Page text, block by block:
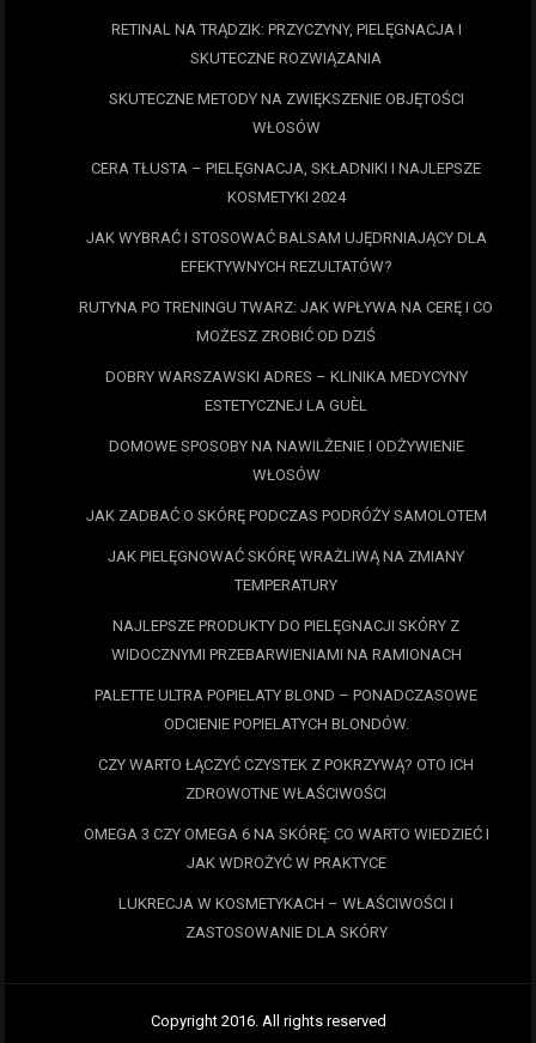
RETINAL NA TRĄDZIK: PRZYCZYNY, PIELĘGNACJA I
SKUTECZNE ROZWIĄZANIA
SKUTECZNE METODY NA ZWIĘKSZENIE OBJĘTOŚCI
WŁOSÓW
CERA TŁUSTA – PIELĘGNACJA, SKŁADNIKI I NAJLEPSZE
KOSMETYKI 2024
JAK WYBRAĆ I STOSOWAĆ BALSAM UJĘDRNIAJĄCY DLA
EFEKTYWNYCH REZULTATÓW?
RUTYNA PO TRENINGU TWARZ: JAK WPŁYWA NA CERĘ I CO
MOŻESZ ZROBIĆ OD DZIŚ
DOBRY WARSZAWSKI ADRES – KLINIKA MEDYCYNY
ESTETYCZNEJ LA GUÈL
DOMOWE SPOSOBY NA NAWILŻENIE I ODŻYWIENIE
WŁOSÓW
JAK ZADBAĆ O SKÓRĘ PODCZAS PODRÓŻY SAMOLOTEM
JAK PIELĘGNOWAĆ SKÓRĘ WRAŻLIWĄ NA ZMIANY
TEMPERATURY
NAJLEPSZE PRODUKTY DO PIELĘGNACJI SKÓRY Z
WIDOCZNYMI PRZEBARWIENIAMI NA RAMIONACH
PALETTE ULTRA POPIELATY BLOND – PONADCZASOWE
ODCIENIE POPIELATYCH BLONDÓW.
CZY WARTO ŁĄCZYĆ CZYSTEK Z POKRZYWĄ? OTO ICH
ZDROWOTNE WŁAŚCIWOŚCI
OMEGA 3 CZY OMEGA 6 NA SKÓRĘ: CO WARTO WIEDZIEĆ I
JAK WDROŻYĆ W PRAKTYCE
LUKRECJA W KOSMETYKACH – WŁAŚCIWOŚCI I
ZASTOSOWANIE DLA SKÓRY
Copyright 2016. All rights reserved